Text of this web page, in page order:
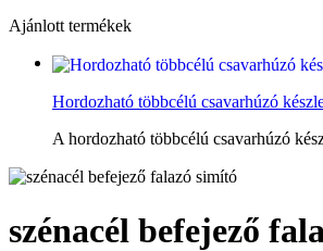
Ajánlott termékek
Hordozható többcélú csavarhúzó
A hordozható többcélú csavarhúzó
szénacél befejező